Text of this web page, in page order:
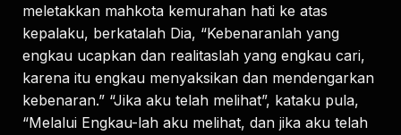
meletakkan mahkota kemurahan hati ke atas
kepalaku, berkatalah Dia, “Kebenaranlah yang
engkau ucapkan dan realitaslah yang engkau cari,
karena itu engkau menyaksikan dan mendengarkan
kebenaran.” “Jika aku telah melihat”, kataku pula,
“Melalui Engkau-lah aku melihat, dan jika aku telah